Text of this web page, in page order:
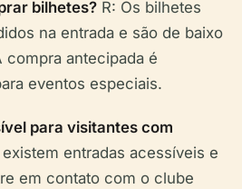
bilhetes? R: Os bilhetes
na entrada e são de baixo
antecipada é
eventos especiais.
para visitantes com
existem entradas acessíveis e
em contato com o clube